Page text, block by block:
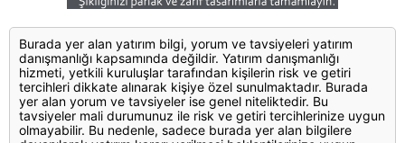
Burada yer alan yatırım bilgi, yorum ve tavsiyeleri yatırım
danışmanlığı kapsamında değildir. Yatırım danışmanlığı
hizmeti, yetkili kuruluşlar tarafından kişilerin risk ve getiri
tercihleri dikkate alınarak kişiye özel sunulmaktadır. Burada
yer alan yorum ve tavsiyeler ise genel niteliktedir. Bu
tavsiyeler mali durumunuz ile risk ve getiri tercihlerinize uygun
olmayabilir. Bu nedenle, sadece burada yer alan bilgilere